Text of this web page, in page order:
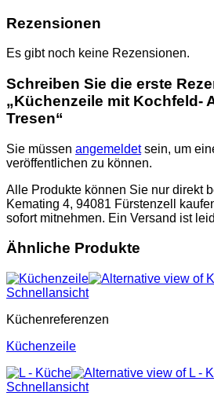
Rezensionen
Es gibt noch keine Rezensionen.
Schreiben Sie die erste
„Küchenzeile mit Kochfeld-
Tresen“
Sie müssen angemeldetsein, um
veröffentlichen zu können.
Alle Produkte können Sie nur direkt
Kemating 4, 94081 Fürstenzell
sofort mitnehmen. Ein Versand ist
Ähnliche Produkte
Schnellansicht
Küchenreferenzen
Küchenzeile
Schnellansicht